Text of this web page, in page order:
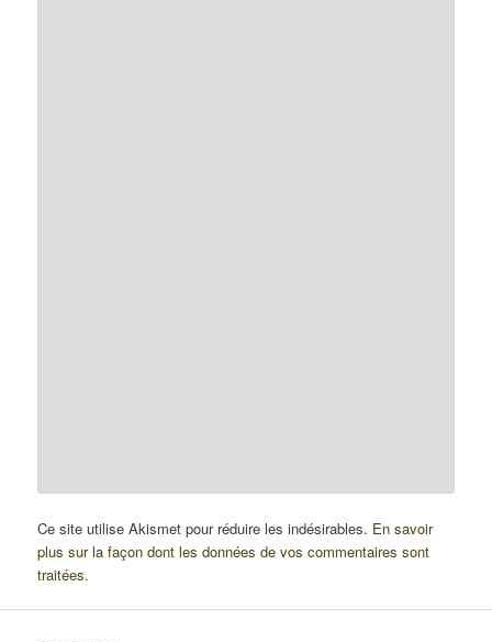
Ce site utilise Akismet pour réduire les indésirables. En savoir
plus sur la façon dont les données de vos commentaires sont
traitées.